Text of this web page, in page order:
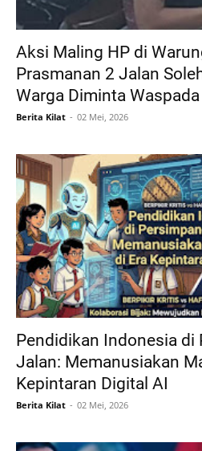
Aksi Maling HP di
Prasmanan 2 Jalan
Warga Diminta Waspada
Berita Kilat 02 Mei, 2026
Pendidikan Indonesia di
Jalan: Memanusiakan
Kepintaran Digital AI
Berita Kilat 02 Mei, 2026